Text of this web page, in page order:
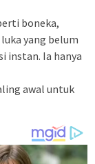
boneka,
yang belum
instan. Ia hanya
awal untuk